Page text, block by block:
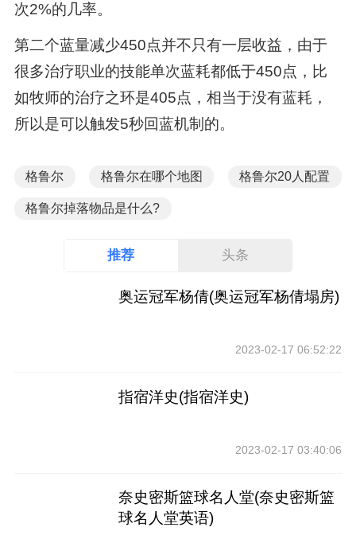
次2%的几率。
第二个蓝量减少450点并不只有一层收益，由于
很多治疗职业的技能单次蓝耗都低于450点，比
如牧师的治疗之环是405点，相当于没有蓝耗，
所以是可以触发5秒回蓝机制的。
格鲁尔 格鲁尔在哪个地图 格鲁尔20人配置
格鲁尔掉落物品是什么?
推荐 头条
奥运冠军杨倩(奥运冠军杨倩塌房)
2023-02-17 06:52:22
指宿洋史(指宿洋史)
2023-02-17 03:40:06
奈史密斯篮球名人堂(奈史密斯篮
球名人堂英语)